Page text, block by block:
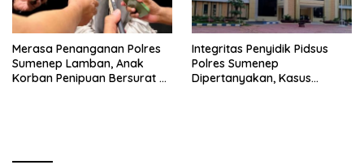
Merasa Penanganan Polres
Sumenep Lamban, Anak
Korban Penipuan Bersurat ke
Integritas Penyidik Pidsus
Polres Sumenep
Dipertanyakan, Kasus